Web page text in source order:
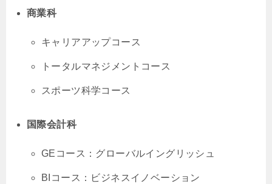
商業科
キャリアアップコース
トータルマネジメントコース
スポーツ科学コース
国際会計科
GEコース：グローバルイングリッシュ
BIコース：ビジネスイノベーション